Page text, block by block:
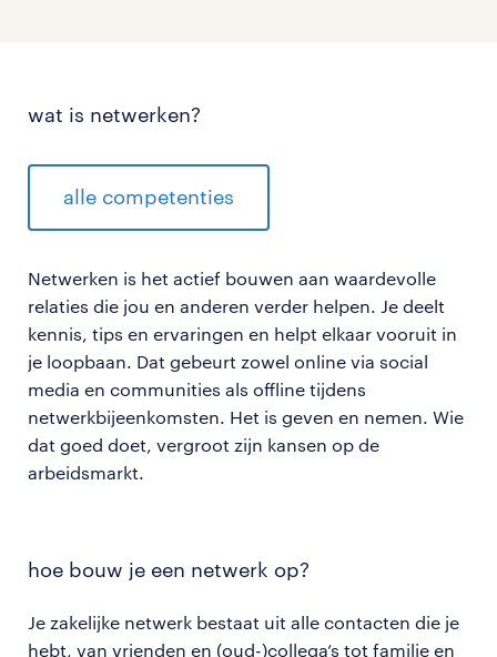
wat is netwerken?
alle competenties
Netwerken is het actief bouwen aan waardevolle
relaties die jou en anderen verder helpen. Je deelt
kennis, tips en ervaringen en helpt elkaar vooruit in
je loopbaan. Dat gebeurt zowel online via social
media en communities als offline tijdens
netwerkbijeenkomsten. Het is geven en nemen. Wie
dat goed doet, vergroot zijn kansen op de
arbeidsmarkt.
hoe bouw je een netwerk op?
Je zakelijke netwerk bestaat uit alle contacten die je
hebt, van vrienden en (oud-)collega’s tot familie en